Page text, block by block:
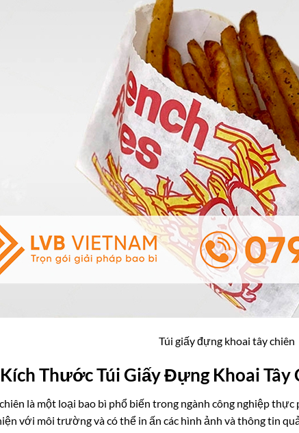
Túi giấy đựng khoai tây chiên
Thước Túi Giấy Đựng Khoai Tây
là một loại bao bì phổ biến trong ngành công nghiệp
với môi trường và có thể in ấn các hình ảnh và thông tin